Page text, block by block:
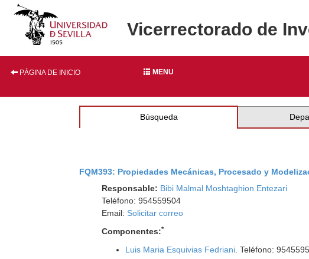
Vicerrectorado de
PÁGINA DE INICIO MENU
Búsqueda
FQM393: Propiedades Mecánicas, Procesado y
Responsable: Bibi Malmal Moshtaghion Entezari
Teléfono: 954559504
Email: Solicitar correo
Componentes:*
Luis Maria Esquivias Fedriani . Teléfono: